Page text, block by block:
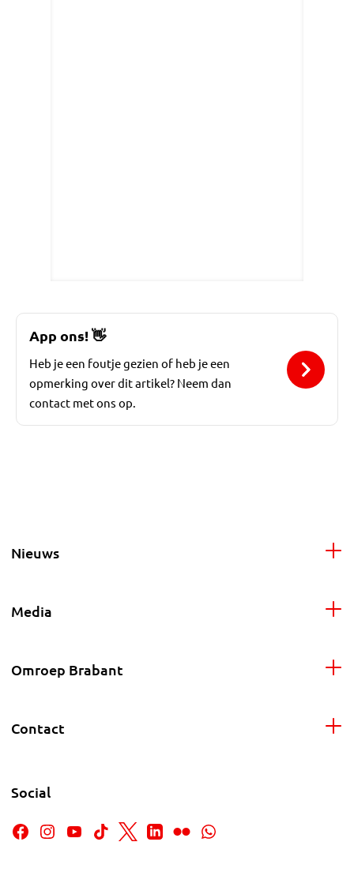
App ons!👋
Heb je een foutje gezien of heb je een
opmerking over dit artikel? Neem dan
contact met ons op.
Nieuws
Media
Omroep Brabant
Contact
Social